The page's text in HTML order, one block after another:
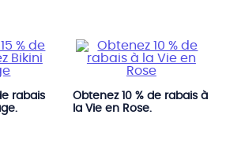
rabais
Obtenez 10 % de rabais à
la Vie en Rose.